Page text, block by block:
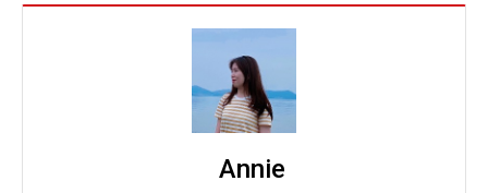
Annie